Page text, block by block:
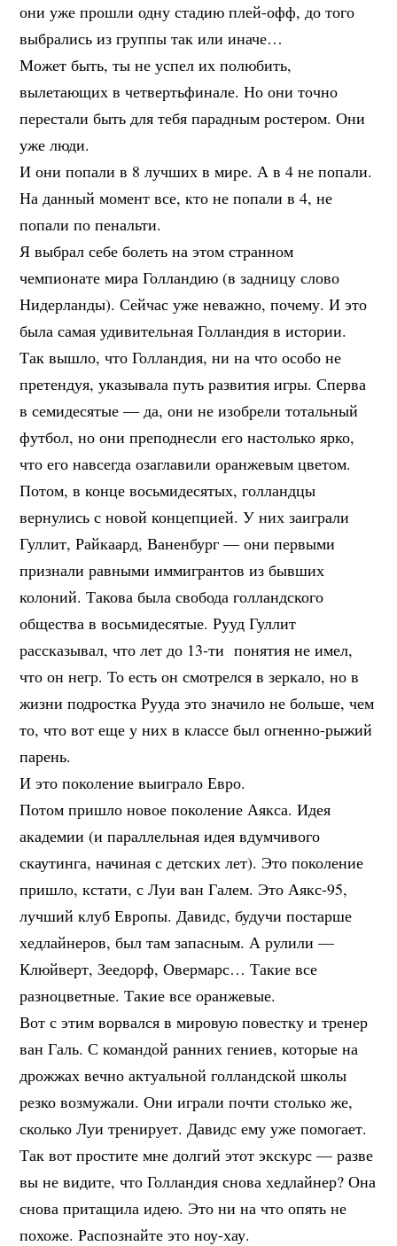
они уже прошли одну стадию плей-офф, до того
выбрались из группы так или иначе…
Может быть, ты не успел их полюбить,
вылетающих в четвертьфинале. Но они точно
перестали быть для тебя парадным ростером. Они
уже люди.
И они попали в 8 лучших в мире. А в 4 не попали.
На данный момент все, кто не попали в 4, не
попали по пенальти.
Я выбрал себе болеть на этом странном
чемпионате мира Голландию (в задницу слово
Нидерланды). Сейчас уже неважно, почему. И это
была самая удивительная Голландия в истории.
Так вышло, что Голландия, ни на что особо не
претендуя, указывала путь развития игры. Сперва
в семидесятые — да, они не изобрели тотальный
футбол, но они преподнесли его настолько ярко,
что его навсегда озаглавили оранжевым цветом.
Потом, в конце восьмидесятых, голландцы
вернулись с новой концепцией. У них заиграли
Гуллит, Райкаард, Ваненбург — они первыми
признали равными иммигрантов из бывших
колоний. Такова была свобода голландского
общества в восьмидесятые. Рууд Гуллит
рассказывал, что лет до 13-ти понятия не имел,
что он негр. То есть он смотрелся в зеркало, но в
жизни подростка Рууда это значило не больше, чем
то, что вот еще у них в классе был огненно-рыжий
парень.
И это поколение выиграло Евро.
Потом пришло новое поколение Аякса. Идея
академии (и параллельная идея вдумчивого
скаутинга, начиная с детских лет). Это поколение
пришло, кстати, с Луи ван Галем. Это Аякс-95,
лучший клуб Европы. Давидс, будучи постарше
хедлайнеров, был там запасным. А рулили —
Клюйверт, Зеедорф, Овермарс… Такие все
разноцветные. Такие все оранжевые.
Вот с этим ворвался в мировую повестку и тренер
ван Галь. С командой ранних гениев, которые на
дрожжах вечно актуальной голландской школы
резко возмужали. Они играли почти столько же,
сколько Луи тренирует. Давидс ему уже помогает.
Так вот простите мне долгий этот экскурс — разве
вы не видите, что Голландия снова хедлайнер? Она
снова притащила идею. Это ни на что опять не
похоже. Распознайте это ноу-хау.